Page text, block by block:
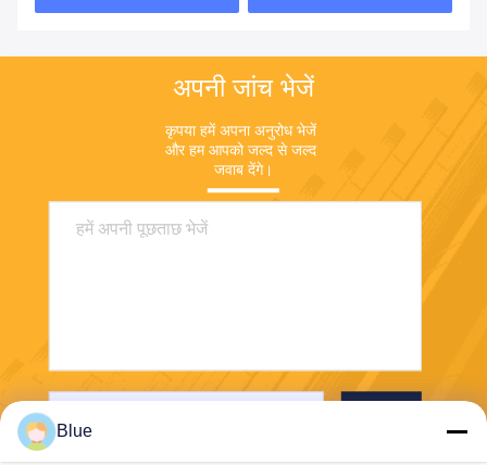
अपनी जांच भेजें
कृपया हमें अपना अनुरोध भेजें
और हम आपको जल्द से जल्द
जवाब देंगे।
Blue